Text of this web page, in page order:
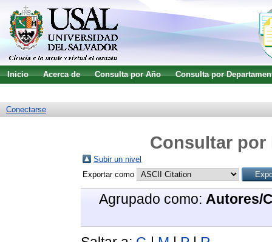
Inicio Acerca de Consulta por Año
Consulta por
Conectarse
Consultar
Subir un nivel
Exportar como
Agrupado como: Autores/